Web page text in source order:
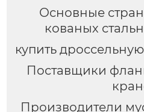
Основные
кованых
купить
Поставщики
Производители